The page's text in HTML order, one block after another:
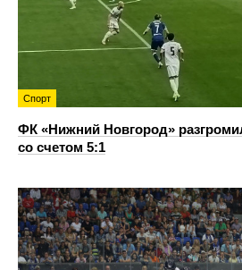
Спорт
ФК «Нижний Новгород»
со счетом 5:1